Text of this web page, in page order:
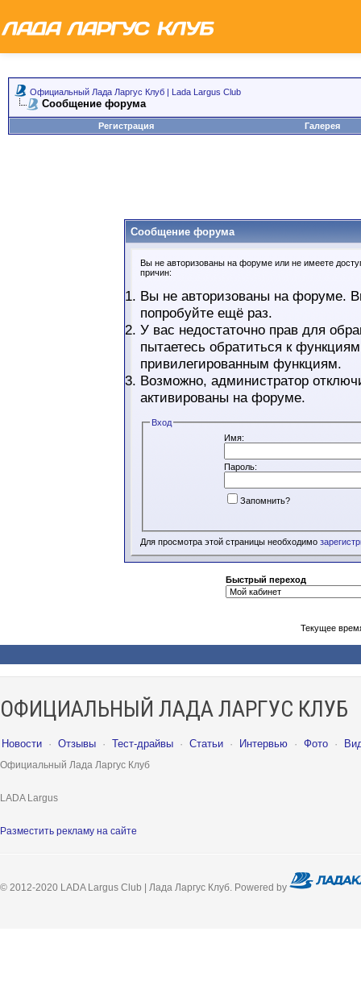
Официальный Лада Ларгус Клуб | Lada Largus Club
Сообщение форума
Регистрация Галерея
Сообщение форума
Вы не авторизованы на форуме или не имеете
причин:
Вы не авторизованы на форуме.
попробуйте ещё раз.
У вас недостаточно прав для
пытаетесь обратиться к
привилегированным функциям.
Возможно, администратор
активированы на форуме.
Вход
Имя:
Пароль:
Запомнить?
Для просмотра этой страницы необходимо
Быстрый переход
Текущее
ОФИЦИАЛЬНЫЙ ЛАДА ЛАРГУС КЛУБ
Новости · Отзывы · Тест-драйвы · Статьи · Интервью · Фото ·
Официальный Лада Ларгус Клуб
LADA Largus
Разместить рекламу на сайте
© 2012-2020 LADA Largus Club | Лада Ларгус Клуб. Powered by